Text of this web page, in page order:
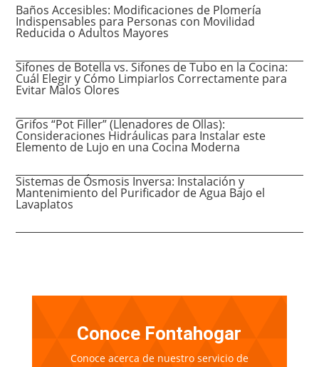
Baños Accesibles: Modificaciones de Plomería
Indispensables para Personas con Movilidad
Reducida o Adultos Mayores
Sifones de Botella vs. Sifones de Tubo en la Cocina:
Cuál Elegir y Cómo Limpiarlos Correctamente para
Evitar Malos Olores
Grifos “Pot Filler” (Llenadores de Ollas):
Consideraciones Hidráulicas para Instalar este
Elemento de Lujo en una Cocina Moderna
Sistemas de Ósmosis Inversa: Instalación y
Mantenimiento del Purificador de Agua Bajo el
Lavaplatos
Conoce Fontahogar
Conoce acerca de nuestro servicio de